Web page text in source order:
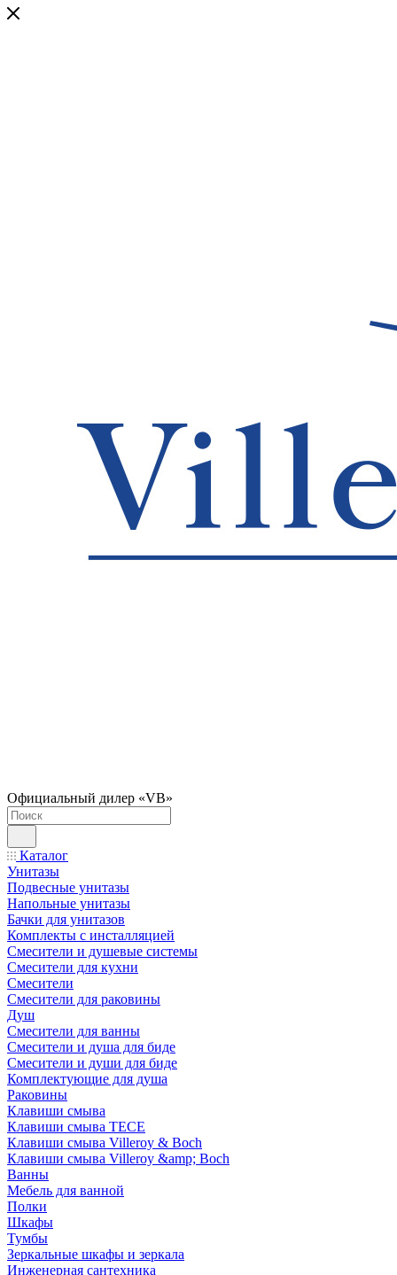
Официальный дилер «VB»
Каталог
Унитазы
Подвесные унитазы
Напольные унитазы
Бачки для унитазов
Комплекты с инсталляцией
Смесители и душевые системы
Смесители для кухни
Смесители
Смесители для раковины
Душ
Смесители для ванны
Смесители и душа для биде
Смесители и души для биде
Комплектующие для душа
Раковины
Клавиши смыва
Клавиши смыва TECE
Клавиши смыва Villeroy & Boch
Клавиши смыва Villeroy &amp; Boch
Ванны
Мебель для ванной
Полки
Шкафы
Тумбы
Зеркальные шкафы и зеркала
Инженерная сантехника